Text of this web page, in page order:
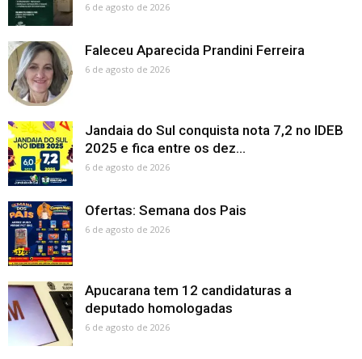
6 de agosto de 2026
Faleceu Aparecida Prandini Ferreira
6 de agosto de 2026
Jandaia do Sul conquista nota 7,2 no IDEB
2025 e fica entre os dez...
6 de agosto de 2026
Ofertas: Semana dos Pais
6 de agosto de 2026
Apucarana tem 12 candidaturas a
deputado homologadas
6 de agosto de 2026